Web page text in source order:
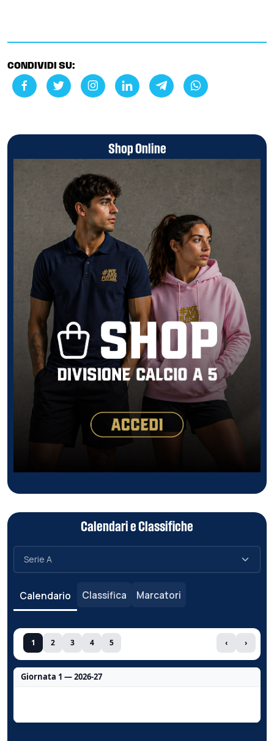
CONDIVIDI SU:
Shop Online
Calendari e Classifiche
Calendario Classifica Marcatori
1 2 3 4 5 ‹ ›
Giornata 1 — 2026-27